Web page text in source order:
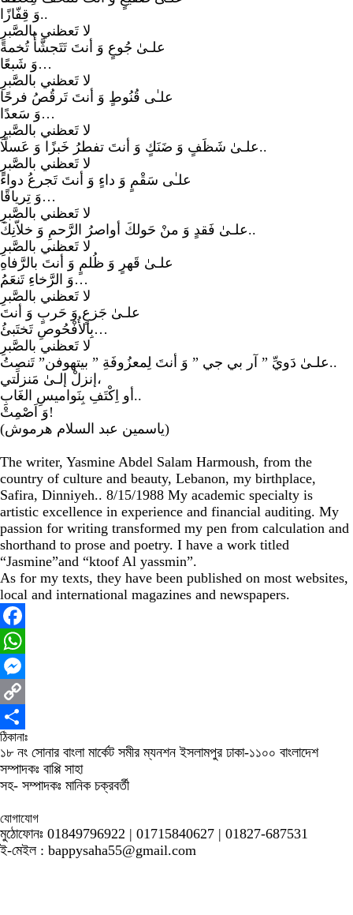
وَ قِفّازًا..
لا تَعظني بالصَّبرِ
علـىٰ جُوعٍ وَ أنتَ تَتَجشَّأُ تُخمةً
وَ شَبعًا…
لا تَعظني بالصَّبرِ
علـٰى قُنُوطٍ وَ أنتَ تَرقُصُ فرحًا
وَ سَعدًا…
لا تَعظني بالصَّبرِ
علـىٰ شَظَفٍ وَ ضَنَكٍ وَ أنتَ تفطرُ خَبزًا وَ عَسلًا..
لا تَعظني بالصَّبرِ
علـٰى سَقْمٍ وَ داءٍ وَ أنتَ تَجرعُ دواءً
وَ تِرياقًا…
لا تَعظني بالصَّبرِ
علـىٰ فَقدٍ وَ منْ حَولكَ أواصرُ الرَّحمِ وَ خلاّنِكَ..
لا تَعظني بالصَّبرِ
علـىٰ قَهرٍ وَ ظُلمٍ وَ أنتَ بالرَّفاهِ
وَ الرَّخاءِ تَنعَمُ…
لا تَعظني بالصَّبرِ
علـىٰ جَزعٍ وَ حَربٍ وَ أنتَ
بِالأُفْحُوصِ تَختَبئُ…
لا تَعظني بالصَّبرِ
علـىٰ دَويِّ ” آر بي جي ” وَ أنتَ لِمعزُوفَةِ ” بيتهوفن” تَنصِتُ..
إنزلْ إلـىٰ مَنزلَتي،
أو اِكْتَفِ بِنَواميسِ الغَابِ..
وَ اَصْمِتْ!
(ياسمين عبد السلام هرموش)
The writer, Yasmine Abdel Salam Harmoush, from the
country of culture and beauty, Lebanon, my birthplace,
Safira, Dinniyeh.. 8/15/1988 My academic specialty is
artistic excellence in experience and financial auditing. My
passion for writing transformed my pen from calculation and
shorthand to prose and poetry. I have a work titled
“Jasmine”and “ktoof Al yassmin”.
As for my texts, they have been published on most websites,
local and international magazines and newspapers.
Facebook
WhatsApp
Messenger
Copy
Link
Share
ঠিকানাঃ
১৮ নং সোনার বাংলা মার্কেট সমীর ম্যনশন ইসলামপুর ঢাকা-১১০০ বাংলাদেশ
সম্পাদকঃ বাপ্পি সাহা
সহ- সম্পাদকঃ মানিক চক্রবর্তী
যোগাযোগ
মুঠোফোনঃ 01849796922 | 01715840627 | 01827-687531
ই-মেইল : bappysaha55@gmail.com